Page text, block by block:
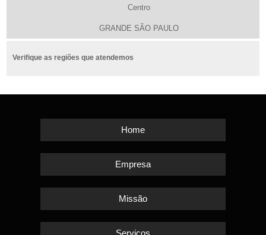
Centro
GRANDE SÃO PAULO
Verifique as regiões que atendemos
Home
Empresa
Missão
Serviços